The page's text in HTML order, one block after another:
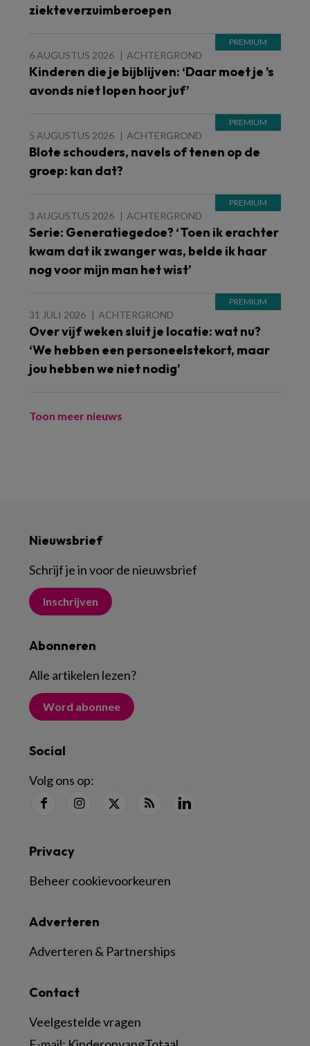
ziekteverzuimberoepen
6 AUGUSTUS 2026 ACHTERGROND
Kinderen die je bijblijven: ‘Daar moet je ’s
avonds niet lopen hoor juf’
5 AUGUSTUS 2026 ACHTERGROND
Blote schouders, navels of tenen op de
groep: kan dat?
3 AUGUSTUS 2026 ACHTERGROND
Serie: Generatiegedoe? ‘Toen ik erachter
kwam dat ik zwanger was, belde ik haar
nog voor mijn man het wist’
31 JULI 2026 ACHTERGROND
Over vijf weken sluit je locatie: wat nu?
‘We hebben een personeelstekort, maar
jou hebben we niet nodig’
Toon meer nieuws
Nieuwsbrief
Schrijf je in voor de nieuwsbrief
Inschrijven
Abonneren
Alle artikelen lezen?
Word abonnee
Social
Volg ons op:
Contact
Veelgestelde vragen
Adverteren
Adverteren & Partnerships
Privacy
Beheer cookievoorkeuren